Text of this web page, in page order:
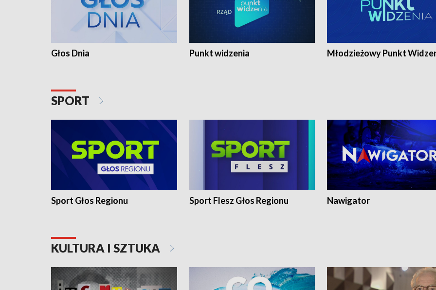
Głos Dnia Punkt widzenia Młodzieżowy Punkt
SPORT
Sport Głos Regionu Sport Flesz Głos Regionu Nawigator
KULTURA I SZTUKA